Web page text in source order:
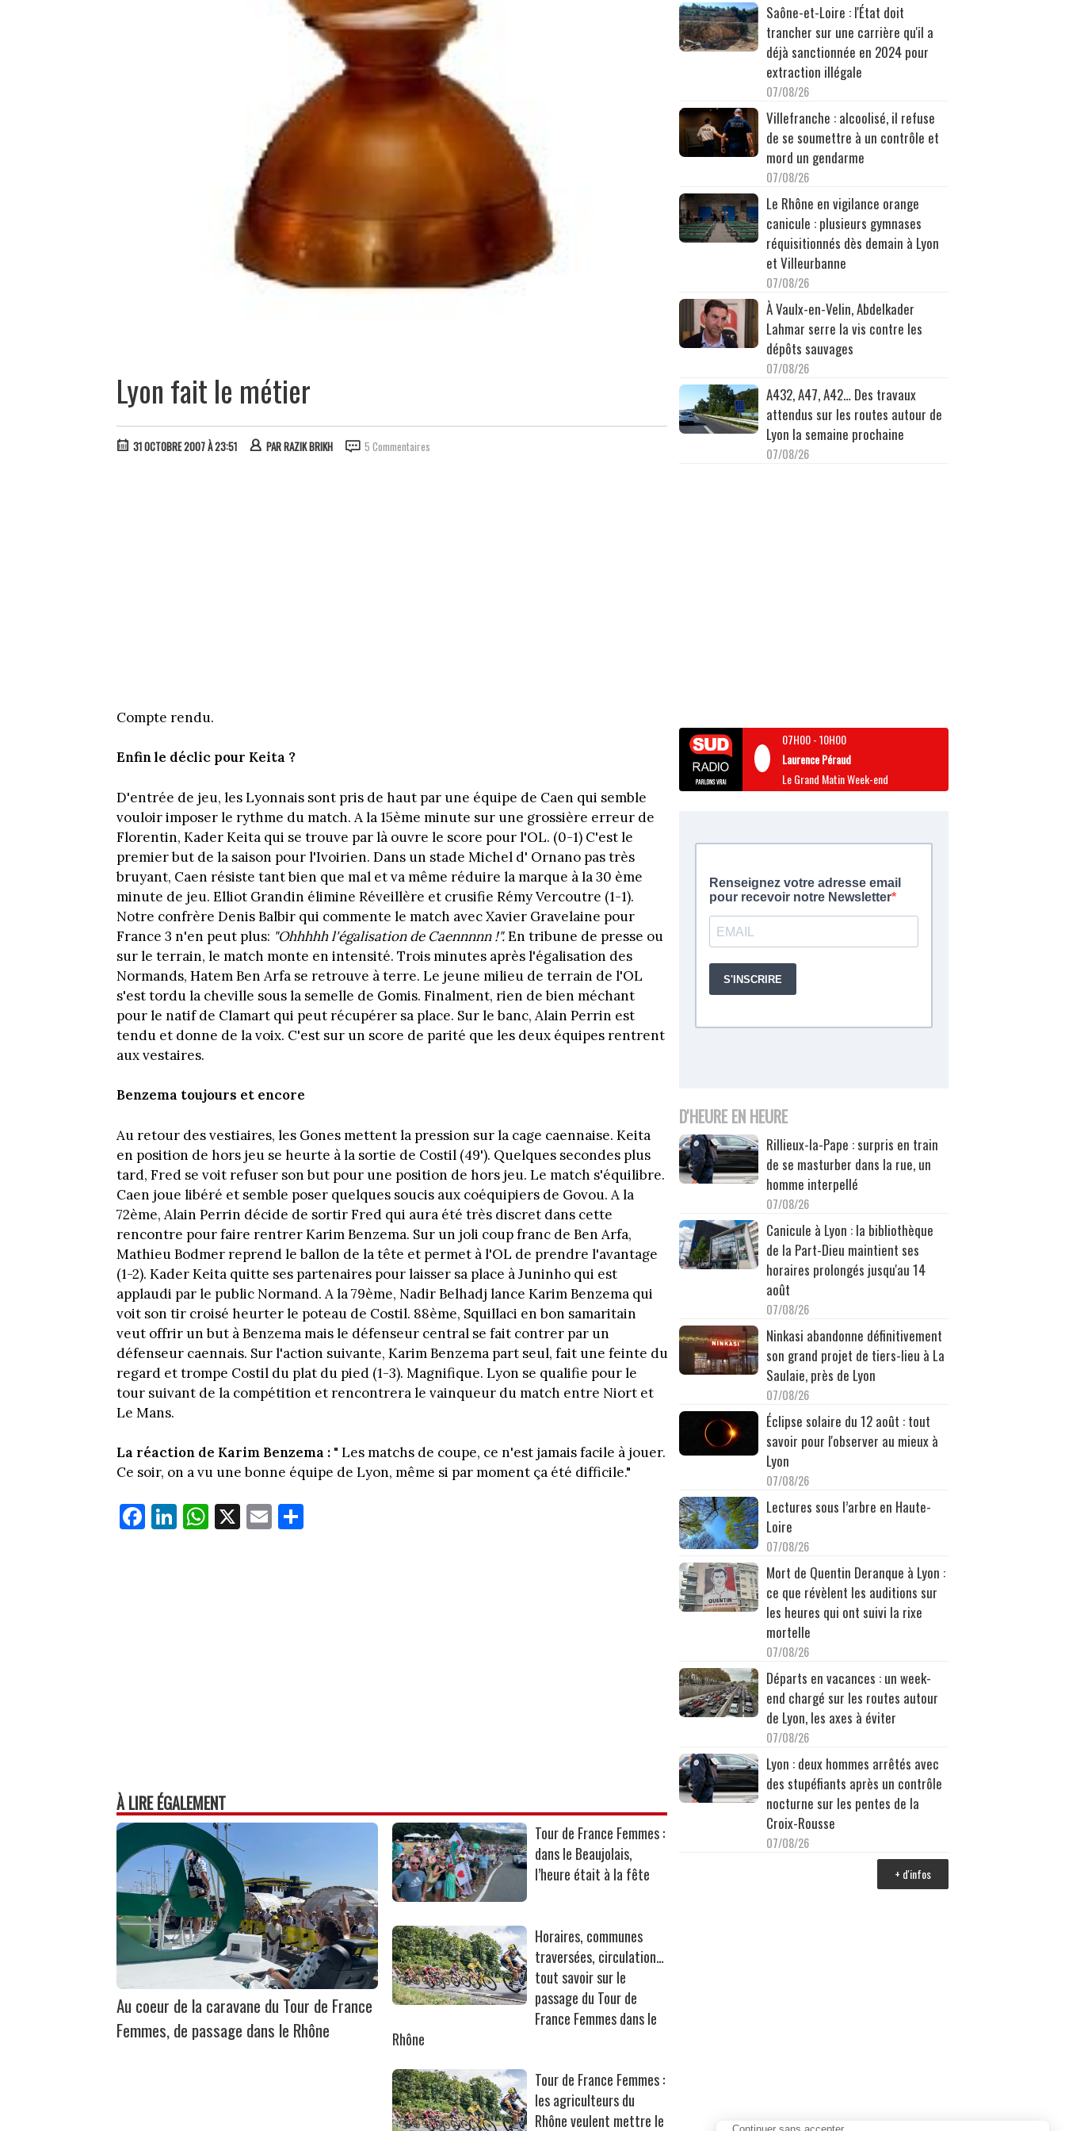
Lyon fait le métier
31 OCTOBRE 2007 À 23:51 PARRAZIK BRIKH 5 Commentaires
Compte rendu.
Enfin le déclic pour Keita ?
D'entrée de jeu, les Lyonnais sont pris de haut par une équipe de Caen qui semble
vouloir imposer le rythme du match. A la 15ème minute sur une grossière erreur de
Florentin, Kader Keita qui se trouve par là ouvre le score pour l'OL. (0-1) C'est le
premier but de la saison pour l'Ivoirien. Dans un stade Michel d' Ornano pas très
bruyant, Caen résiste tant bien que mal et va même réduire la marque à la 30 ème
minute de jeu. Elliot Grandin élimine Réveillère et crusifie Rémy Vercoutre (1-1).
Notre confrère Denis Balbir qui commente le match avec Xavier Gravelaine pour
France 3 n'en peut plus: "Ohhhhh l'égalisation de Caennnnn !".En tribune de presse ou
sur le terrain, le match monte en intensité. Trois minutes après l'égalisation des
Normands, Hatem Ben Arfa se retrouve à terre. Le jeune milieu de terrain de l'OL
s'est tordu la cheville sous la semelle de Gomis. Finalment, rien de bien méchant
pour le natif de Clamart qui peut récupérer sa place. Sur le banc, Alain Perrin est
tendu et donne de la voix. C'est sur un score de parité que les deux équipes rentrent
aux vestaires.
Benzema toujours et encore
Au retour des vestiaires, les Gones mettent la pression sur la cage caennaise. Keita
en position de hors jeu se heurte à la sortie de Costil (49'). Quelques secondes plus
tard, Fred se voit refuser son but pour une position de hors jeu. Le match s'équilibre.
Caen joue libéré et semble poser quelques soucis aux coéquipiers de Govou. A la
72ème, Alain Perrin décide de sortir Fred qui aura été très discret dans cette
rencontre pour faire rentrer Karim Benzema. Sur un joli coup franc de Ben Arfa,
Mathieu Bodmer reprend le ballon de la tête et permet à l'OL de prendre l'avantage
(1-2). Kader Keita quitte ses partenaires pour laisser sa place à Juninho qui est
applaudi par le public Normand. A la 79ème, Nadir Belhadj lance Karim Benzema qui
voit son tir croisé heurter le poteau de Costil. 88ème, Squillaci en bon samaritain
veut offrir un but à Benzema mais le défenseur central se fait contrer par un
défenseur caennais. Sur l'action suivante, Karim Benzema part seul, fait une feinte du
regard et trompe Costil du plat du pied (1-3). Magnifique. Lyon se qualifie pour le
tour suivant de la compétition et rencontrera le vainqueur du match entre Niort et
Le Mans.
La réaction de Karim Benzema : " Les matchs de coupe, ce n'est jamais facile à jouer.
Ce soir, on a vu une bonne équipe de Lyon, même si par moment ça été difficile."
Fa
ce
Li
nk
W
ha
X E
m
À LIRE ÉGALEMENT
Au coeur de la caravane du Tour de France
Femmes, de passage dans le Rhône
Tour de France Femmes :
dans le Beaujolais,
l’heure était à la fête
Horaires, communes
traversées, circulation…
tout savoir sur le
passage du Tour de
France Femmes dans le
Rhône
Tour de France Femmes :
les agriculteurs du
Rhône veulent mettre le
Saône-et-Loire : l'État doit
trancher sur une carrière qu'il a
déjà sanctionnée en 2024 pour
extraction illégale
07/08/26
Villefranche : alcoolisé, il refuse
de se soumettre à un contrôle et
mord un gendarme
07/08/26
Le Rhône en vigilance orange
canicule : plusieurs gymnases
réquisitionnés dès demain à Lyon
et Villeurbanne
07/08/26
À Vaulx-en-Velin, Abdelkader
Lahmar serre la vis contre les
dépôts sauvages
07/08/26
A432, A47, A42… Des travaux
attendus sur les routes autour de
Lyon la semaine prochaine
07/08/26
07H00-10H00
Laurence Péraud
Le Grand Matin Week-end
D'HEURE EN HEURE
Rillieux-la-Pape : surpris en train
de se masturber dans la rue, un
homme interpellé
07/08/26
Canicule à Lyon : la bibliothèque
de la Part-Dieu maintient ses
horaires prolongés jusqu'au 14
août
07/08/26
Ninkasi abandonne définitivement
son grand projet de tiers-lieu à La
Saulaie, près de Lyon
07/08/26
Éclipse solaire du 12 août : tout
savoir pour l'observer au mieux à
Lyon
07/08/26
Lectures sous l’arbre en Haute-
Loire
07/08/26
Mort de Quentin Deranque à Lyon :
ce que révèlent les auditions sur
les heures qui ont suivi la rixe
mortelle
07/08/26
Départs en vacances : un week-
end chargé sur les routes autour
de Lyon, les axes à éviter
07/08/26
Lyon : deux hommes arrêtés avec
des stupéfiants après un contrôle
nocturne sur les pentes de la
Croix-Rousse
07/08/26
+ d'infos